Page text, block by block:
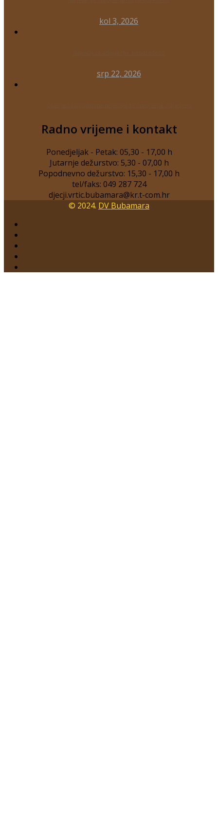
kol 3, 2026
srp 22, 2026
Radno vrijeme i kontakt
Ponedjeljak - Petak: 05,30 - 17,00 h
Jutarnje dežurstvo: 5,30 - 07,00 h
Popodnevno dežurstvo: 15,30 - 17,00 h
tel/faks: 049 287 724
djecji.vrtic.bubamara@kr.t-com.hr
© 2024. DV Bubamara